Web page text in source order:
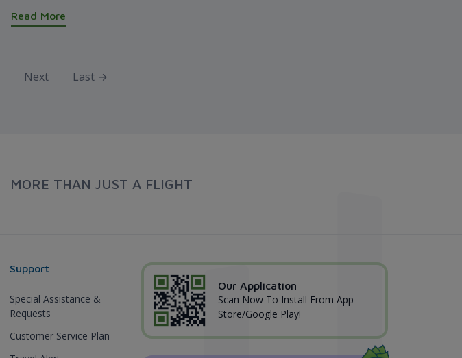
Read More
Next Last →
MORE THAN JUST A FLIGHT
Support
Special Assistance &
Requests
Customer Service Plan
Our Application
Scan Now To Install From App
Store/Google Play!